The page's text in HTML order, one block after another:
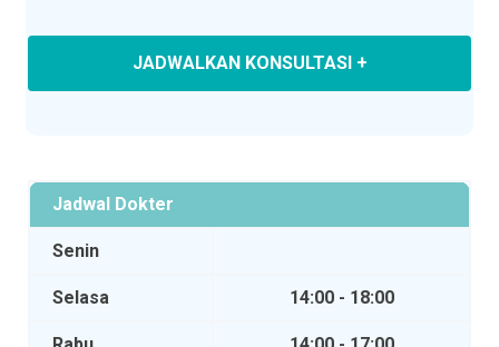
JADWALKAN KONSULTASI +
Jadwal Dokter
Senin
Selasa 14:00 - 18:00